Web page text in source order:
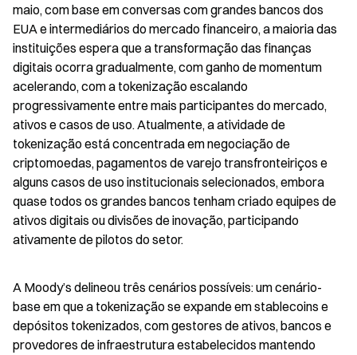
maio, com base em conversas com grandes bancos dos
EUA e intermediários do mercado financeiro, a maioria das
instituições espera que a transformação das finanças
digitais ocorra gradualmente, com ganho de momentum
acelerando, com a tokenização escalando
progressivamente entre mais participantes do mercado,
ativos e casos de uso. Atualmente, a atividade de
tokenização está concentrada em negociação de
criptomoedas, pagamentos de varejo transfronteiriços e
alguns casos de uso institucionais selecionados, embora
quase todos os grandes bancos tenham criado equipes de
ativos digitais ou divisões de inovação, participando
ativamente de pilotos do setor.
A Moody’s delineou três cenários possíveis: um cenário-
base em que a tokenização se expande em stablecoins e
depósitos tokenizados, com gestores de ativos, bancos e
provedores de infraestrutura estabelecidos mantendo